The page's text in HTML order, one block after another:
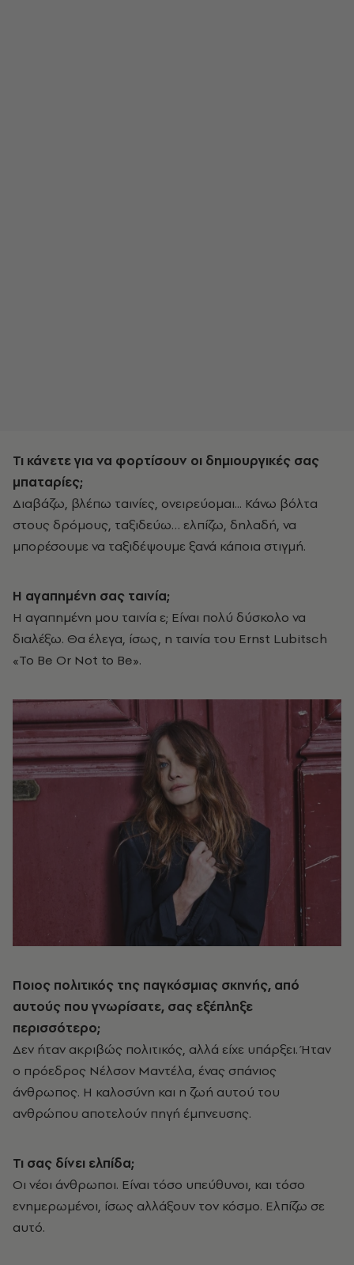
Τι κάνετε για να φορτίσουν οι δημιουργικές σας
μπαταρίες;
Διαβάζω, βλέπω ταινίες, ονειρεύομαι... Κάνω βόλτα
στους δρόμους, ταξιδεύω… ελπίζω, δηλαδή, να
μπορέσουμε να ταξιδέψουμε ξανά κάποια στιγμή.
Η αγαπημένη σας ταινία;
Η αγαπημένη μου ταινία ε; Είναι πολύ δύσκολο να
διαλέξω. Θα έλεγα, ίσως, η ταινία του Ernst Lubitsch
«To Be Or Not to Be».
Ποιος πολιτικός της παγκόσμιας σκηνής, από
αυτούς που γνωρίσατε, σας εξέπληξε
περισσότερο;
Δεν ήταν ακριβώς πολιτικός, αλλά είχε υπάρξει. Ήταν
ο πρόεδρος Νέλσον Μαντέλα, ένας σπάνιος
άνθρωπος. Η καλοσύνη και η ζωή αυτού του
ανθρώπου αποτελούν πηγή έμπνευσης.
Τι σας δίνει ελπίδα;
Οι νέοι άνθρωποι. Είναι τόσο υπεύθυνοι, και τόσο
ενημερωμένοι, ίσως αλλάξουν τον κόσμο. Ελπίζω σε
αυτό.